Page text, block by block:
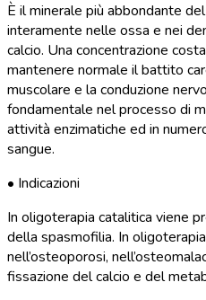
È il minerale più abbondante
interamente nelle ossa e nei
calcio. Una concentrazione
mantenere normale il battito
muscolare e la conduzione
fondamentale nel processo di
attività enzimatiche ed in
sangue.
• Indicazioni
In oligoterapia catalitica viene
della spasmofilia. In
nell’osteoporosi,
fissazione del calcio e del